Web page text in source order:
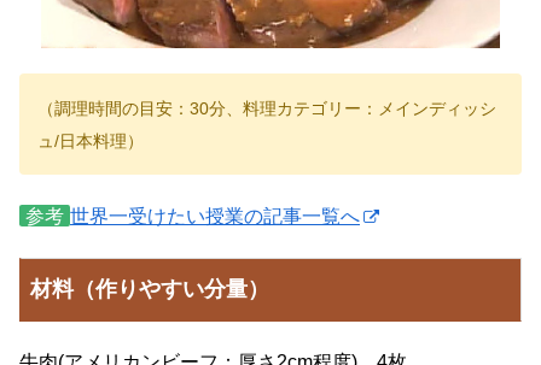
（調理時間の目安：30分、料理カテゴリー：メインディッシ
ュ/日本料理）
参考 世界一受けたい授業の記事一覧へ
材料（作りやすい分量）